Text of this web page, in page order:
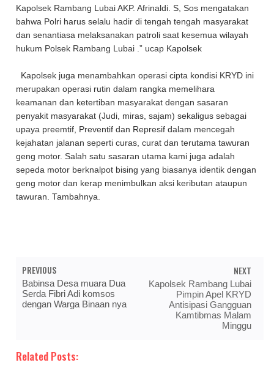
Kapolsek Rambang Lubai AKP. Afrinaldi. S, Sos mengatakan
bahwa Polri harus selalu hadir di tengah tengah masyarakat
dan senantiasa melaksanakan patroli saat kesemua wilayah
hukum Polsek Rambang Lubai .” ucap Kapolsek
Kapolsek juga menambahkan operasi cipta kondisi KRYD ini
merupakan operasi rutin dalam rangka memelihara
keamanan dan ketertiban masyarakat dengan sasaran
penyakit masyarakat (Judi, miras, sajam) sekaligus sebagai
upaya preemtif, Preventif dan Represif dalam mencegah
kejahatan jalanan seperti curas, curat dan terutama tawuran
geng motor. Salah satu sasaran utama kami juga adalah
sepeda motor berknalpot bising yang biasanya identik dengan
geng motor dan kerap menimbulkan aksi keributan ataupun
tawuran. Tambahnya.
PREVIOUS
Babinsa Desa muara Dua
Serda Fibri Adi komsos
dengan Warga Binaan nya
NEXT
Kapolsek Rambang Lubai
Pimpin Apel KRYD
Antisipasi Gangguan
Kamtibmas Malam
Minggu
Related Posts: